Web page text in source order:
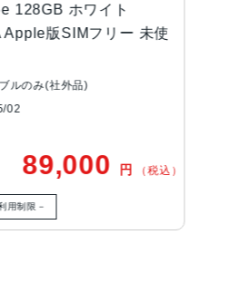
128GB ホワイト
版SIMフリー 未使
ルのみ(社外品)
02
89,000 円 （税込）
用制限－